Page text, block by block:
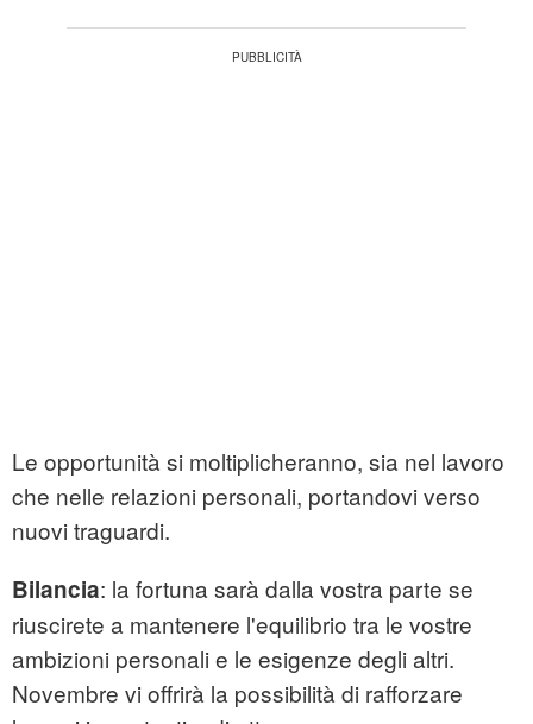
Le opportunità si moltiplicheranno, sia nel lavoro
che nelle relazioni personali, portandovi verso
nuovi traguardi.
Bilancia: la fortuna sarà dalla vostra parte se
riuscirete a mantenere l'equilibrio tra le vostre
ambizioni personali e le esigenze degli altri.
Novembre vi offrirà la possibilità di rafforzare